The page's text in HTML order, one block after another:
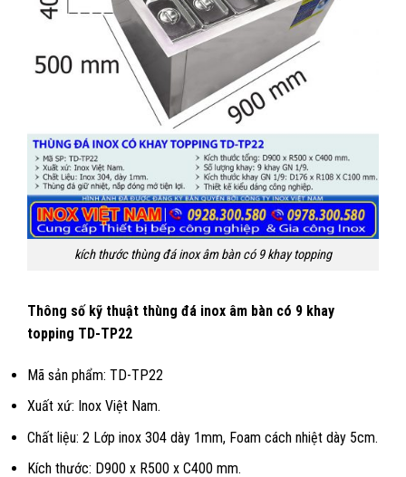
kích thước thùng đá inox âm bàn có 9 khay topping
Thông số kỹ thuật thùng đá inox âm bàn có 9 khay
topping TD-TP22
Mã sản phẩm: TD-TP22
Xuất xứ: Inox Việt Nam.
Chất liệu: 2 Lớp inox 304 dày 1mm, Foam cách nhiệt dày 5cm.
Kích thước: D900 x R500 x C400 mm.